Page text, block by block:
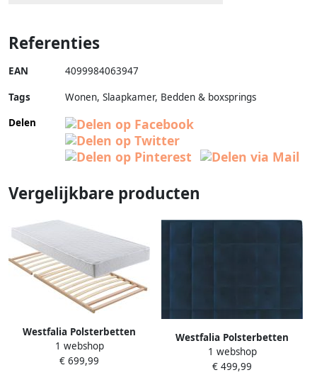
Referenties
EAN 4099984063947
Tags
Wonen, Slaapkamer, Bedden & boxsprings
Delen
Vergelijkbare producten
Westfalia Polsterbetten
Gestoffeerd bed met bedkist
bij uitvoering met matras
1 webshop
€ 699,99
Westfalia Polsterbetten
Gestoffeerd bed met bedkist
bij uitvoering met matras
1 webshop
€ 499,99